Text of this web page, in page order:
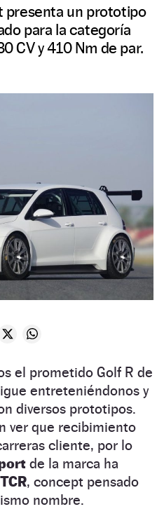
presenta un prototipo
para la categoría
CV y 410 Nm de par.
el prometido Golf R de
entreteniéndonos y
diversos prototipos.
ver que recibimiento
cliente, por lo
de la marca ha
, concept pensado
nombre.